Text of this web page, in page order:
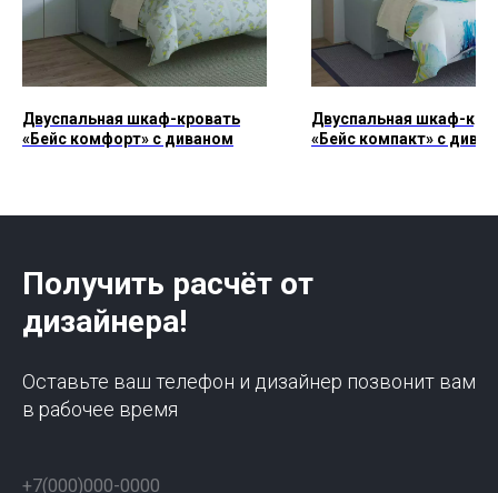
Двуспальная шкаф-кровать
«Бейс комфорт» с диваном
Двуспальная шкаф-
«Бейс компакт» с
Получить расчёт от
дизайнера!
Оставьте ваш телефон и дизайнер позвонит вам
в рабочее время